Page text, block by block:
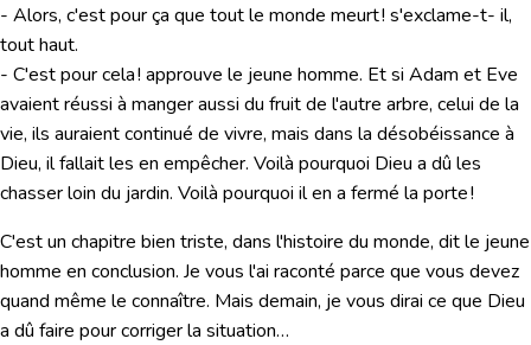
- Alors, c'est pour ça que tout le monde meurt ! s'exclame-t- il,
tout haut.
- C'est pour cela ! approuve le jeune homme. Et si Adam et Eve
avaient réussi à manger aussi du fruit de l'autre arbre, celui de la
vie, ils auraient continué de vivre, mais dans la désobéissance à
Dieu, il fallait les en empêcher. Voilà pourquoi Dieu a dû les
chasser loin du jardin. Voilà pourquoi il en a fermé la porte !
C'est un chapitre bien triste, dans l'histoire du monde, dit le jeune
homme en conclusion. Je vous l'ai raconté parce que vous devez
quand même le connaître. Mais demain, je vous dirai ce que Dieu
a dû faire pour corriger la situation…